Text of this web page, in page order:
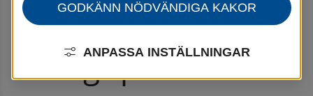
Nyhetsarkiv
Övergripande
GODKÄNN NÖDVÄNDIGA KAKOR
ANPASSA INSTÄLLNINGAR